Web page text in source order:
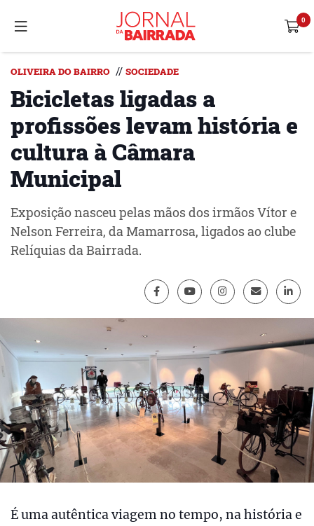
OLIVEIRA DO BAIRRO // SOCIEDADE
Bicicletas ligadas a
profissões levam história e
cultura à Câmara
Municipal
Exposição nasceu pelas mãos dos irmãos Vítor e
Nelson Ferreira, da Mamarrosa, ligados ao clube
Relíquias da Bairrada.
É uma autêntica viagem no tempo, na história e